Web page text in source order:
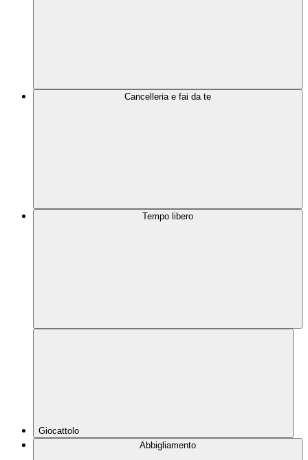
Cancelleria e fai da te
Tempo libero
Giocattolo
Abbigliamento